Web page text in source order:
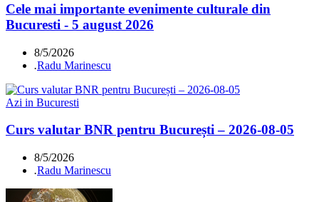
Cele mai importante evenimente culturale din
Bucuresti - 5 august 2026
8/5/2026
.Radu Marinescu
Azi in Bucuresti
Curs valutar BNR pentru București – 2026-08-05
8/5/2026
.Radu Marinescu